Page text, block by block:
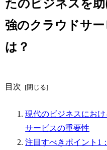
たのビジネスを
強のクラウドサー
は？
目次
現代のビジネスにお
サービスの重要性
注目すべきポイント1